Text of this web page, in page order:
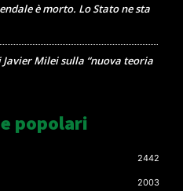
è morto. Lo Stato ne sta
Milei sulla “nuova teoria
popolari
2442
2003